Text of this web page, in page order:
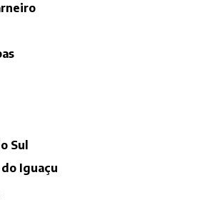
Sul
do Iguaçu